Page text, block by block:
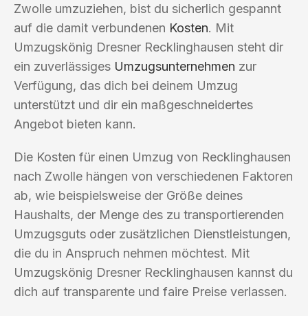
Zwolle umzuziehen, bist du sicherlich gespannt
auf die damit verbundenen Kosten. Mit
Umzugskönig Dresner Recklinghausen steht dir
ein zuverlässiges Umzugsunternehmen zur
Verfügung, das dich bei deinem Umzug
unterstützt und dir ein maßgeschneidertes
Angebot bieten kann.
Die Kosten für einen Umzug von Recklinghausen
nach Zwolle hängen von verschiedenen Faktoren
ab, wie beispielsweise der Größe deines
Haushalts, der Menge des zu transportierenden
Umzugsguts oder zusätzlichen Dienstleistungen,
die du in Anspruch nehmen möchtest. Mit
Umzugskönig Dresner Recklinghausen kannst du
dich auf transparente und faire Preise verlassen.